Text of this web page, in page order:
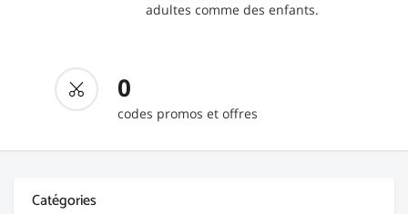
adultes comme des enfants.
0
codes promos et offres
Catégories